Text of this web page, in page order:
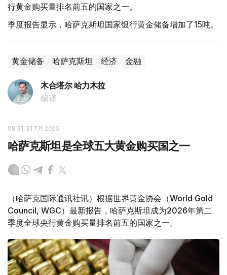
行黄金购买量排名前五的国家之一。
季度报告显示，哈萨克斯坦国家银行黄金储备增加了15吨。
黄金储备 哈萨克斯坦 经济 金融
木合塔尔 哈力木拉
编译
08:31, 31 7月 2026
哈萨克斯坦是全球五大黄金购买国之一
（哈萨克国际通讯社讯）根据世界黄金协会（World Gold
Council, WGC）最新报告，哈萨克斯坦成为2026年第二
季度全球央行黄金购买量排名前五的国家之一。